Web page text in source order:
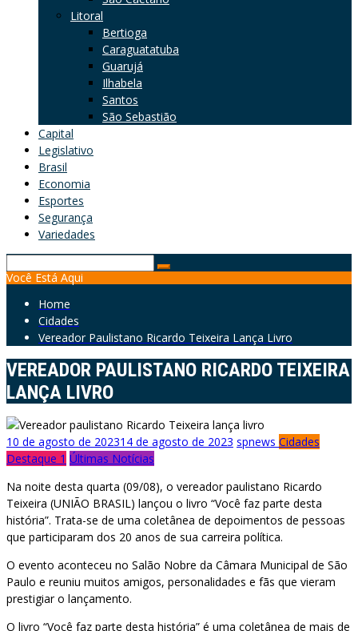
Litoral
Bertioga
Caraguatatuba
Guarujá
Ilhabela
Santos
São Sebastião
Capital
Legislativo
Brasil
Economia
Esportes
Segurança
Variedades
for:
Você Está Aqui
Home
Cidades
Vereador Paulistano Ricardo Teixeira Lança Livro
VEREADOR PAULISTANO RICARDO TEIXEIRA
LANÇA LIVRO
10 de agosto de 202314 de agosto de 2023 spnews Cidades
Destaque 1 Últimas Notícias
Na noite desta quarta (09/08), o vereador paulistano Ricardo
Teixeira (UNIÃO BRASIL) lançou o livro “Você faz parte desta
história”. Trata-se de uma coletânea de depoimentos de pessoas
que participaram dos 20 anos de sua carreira política.
O evento aconteceu no Salão Nobre da Câmara Municipal de São
Paulo e reuniu muitos amigos, personalidades e fãs que vieram
prestigiar o lançamento.
O livro “Você faz parte desta história” é uma coletânea de mais de